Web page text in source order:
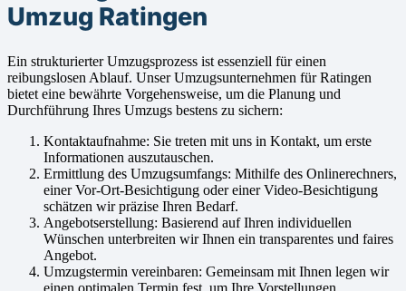
Umzug Ratingen
Ein strukturierter Umzugsprozess ist essenziell für einen
reibungslosen Ablauf. Unser Umzugsunternehmen für Ratingen
bietet eine bewährte Vorgehensweise, um die Planung und
Durchführung Ihres Umzugs bestens zu sichern:
Kontaktaufnahme: Sie treten mit uns in Kontakt, um erste
Informationen auszutauschen.
Ermittlung des Umzugsumfangs: Mithilfe des Onlinerechners,
einer Vor-Ort-Besichtigung oder einer Video-Besichtigung
schätzen wir präzise Ihren Bedarf.
Angebotserstellung: Basierend auf Ihren individuellen
Wünschen unterbreiten wir Ihnen ein transparentes und faires
Angebot.
Umzugstermin vereinbaren: Gemeinsam mit Ihnen legen wir
einen optimalen Termin fest, um Ihre Vorstellungen